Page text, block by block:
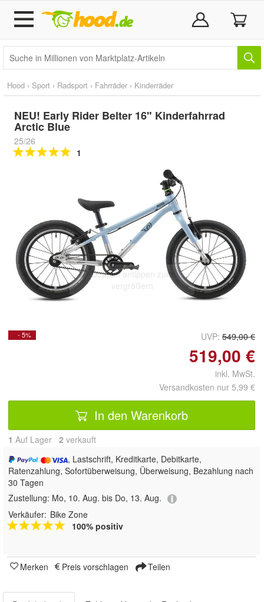
Hood › Sport › Radsport › Fahrräder › Kinderräder
NEU! Early Rider Belter 16" Kinderfahrrad
Arctic Blue
25/26
1
Doppelt antippen zum
vergrößern
- 5% UVP: 549,00 €
519,00 €
inkl. MwSt.
Versandkosten nur 5,99 €
In den Warenkorb
1 Auf Lager 2 verkauft
, Lastschrift, Kreditkarte, Debitkarte,
Ratenzahlung, Sofortüberweisung, Überweisung, Bezahlung nach
30 Tagen
Zustellung: Mo, 10. Aug. bis Do, 13. Aug.
Verkäufer: Bike Zone
100% positiv
Merken Preis vorschlagen Teilen